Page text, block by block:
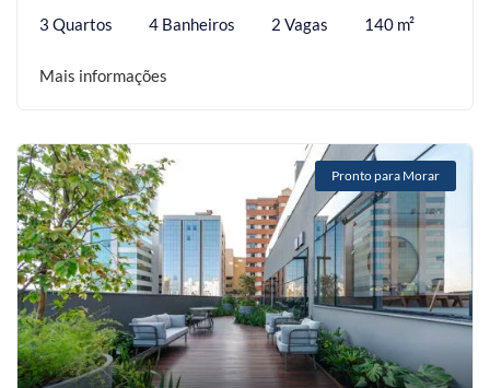
3 Quartos 4 Banheiros 2 Vagas 140 m²
Mais informações
Pronto para Morar